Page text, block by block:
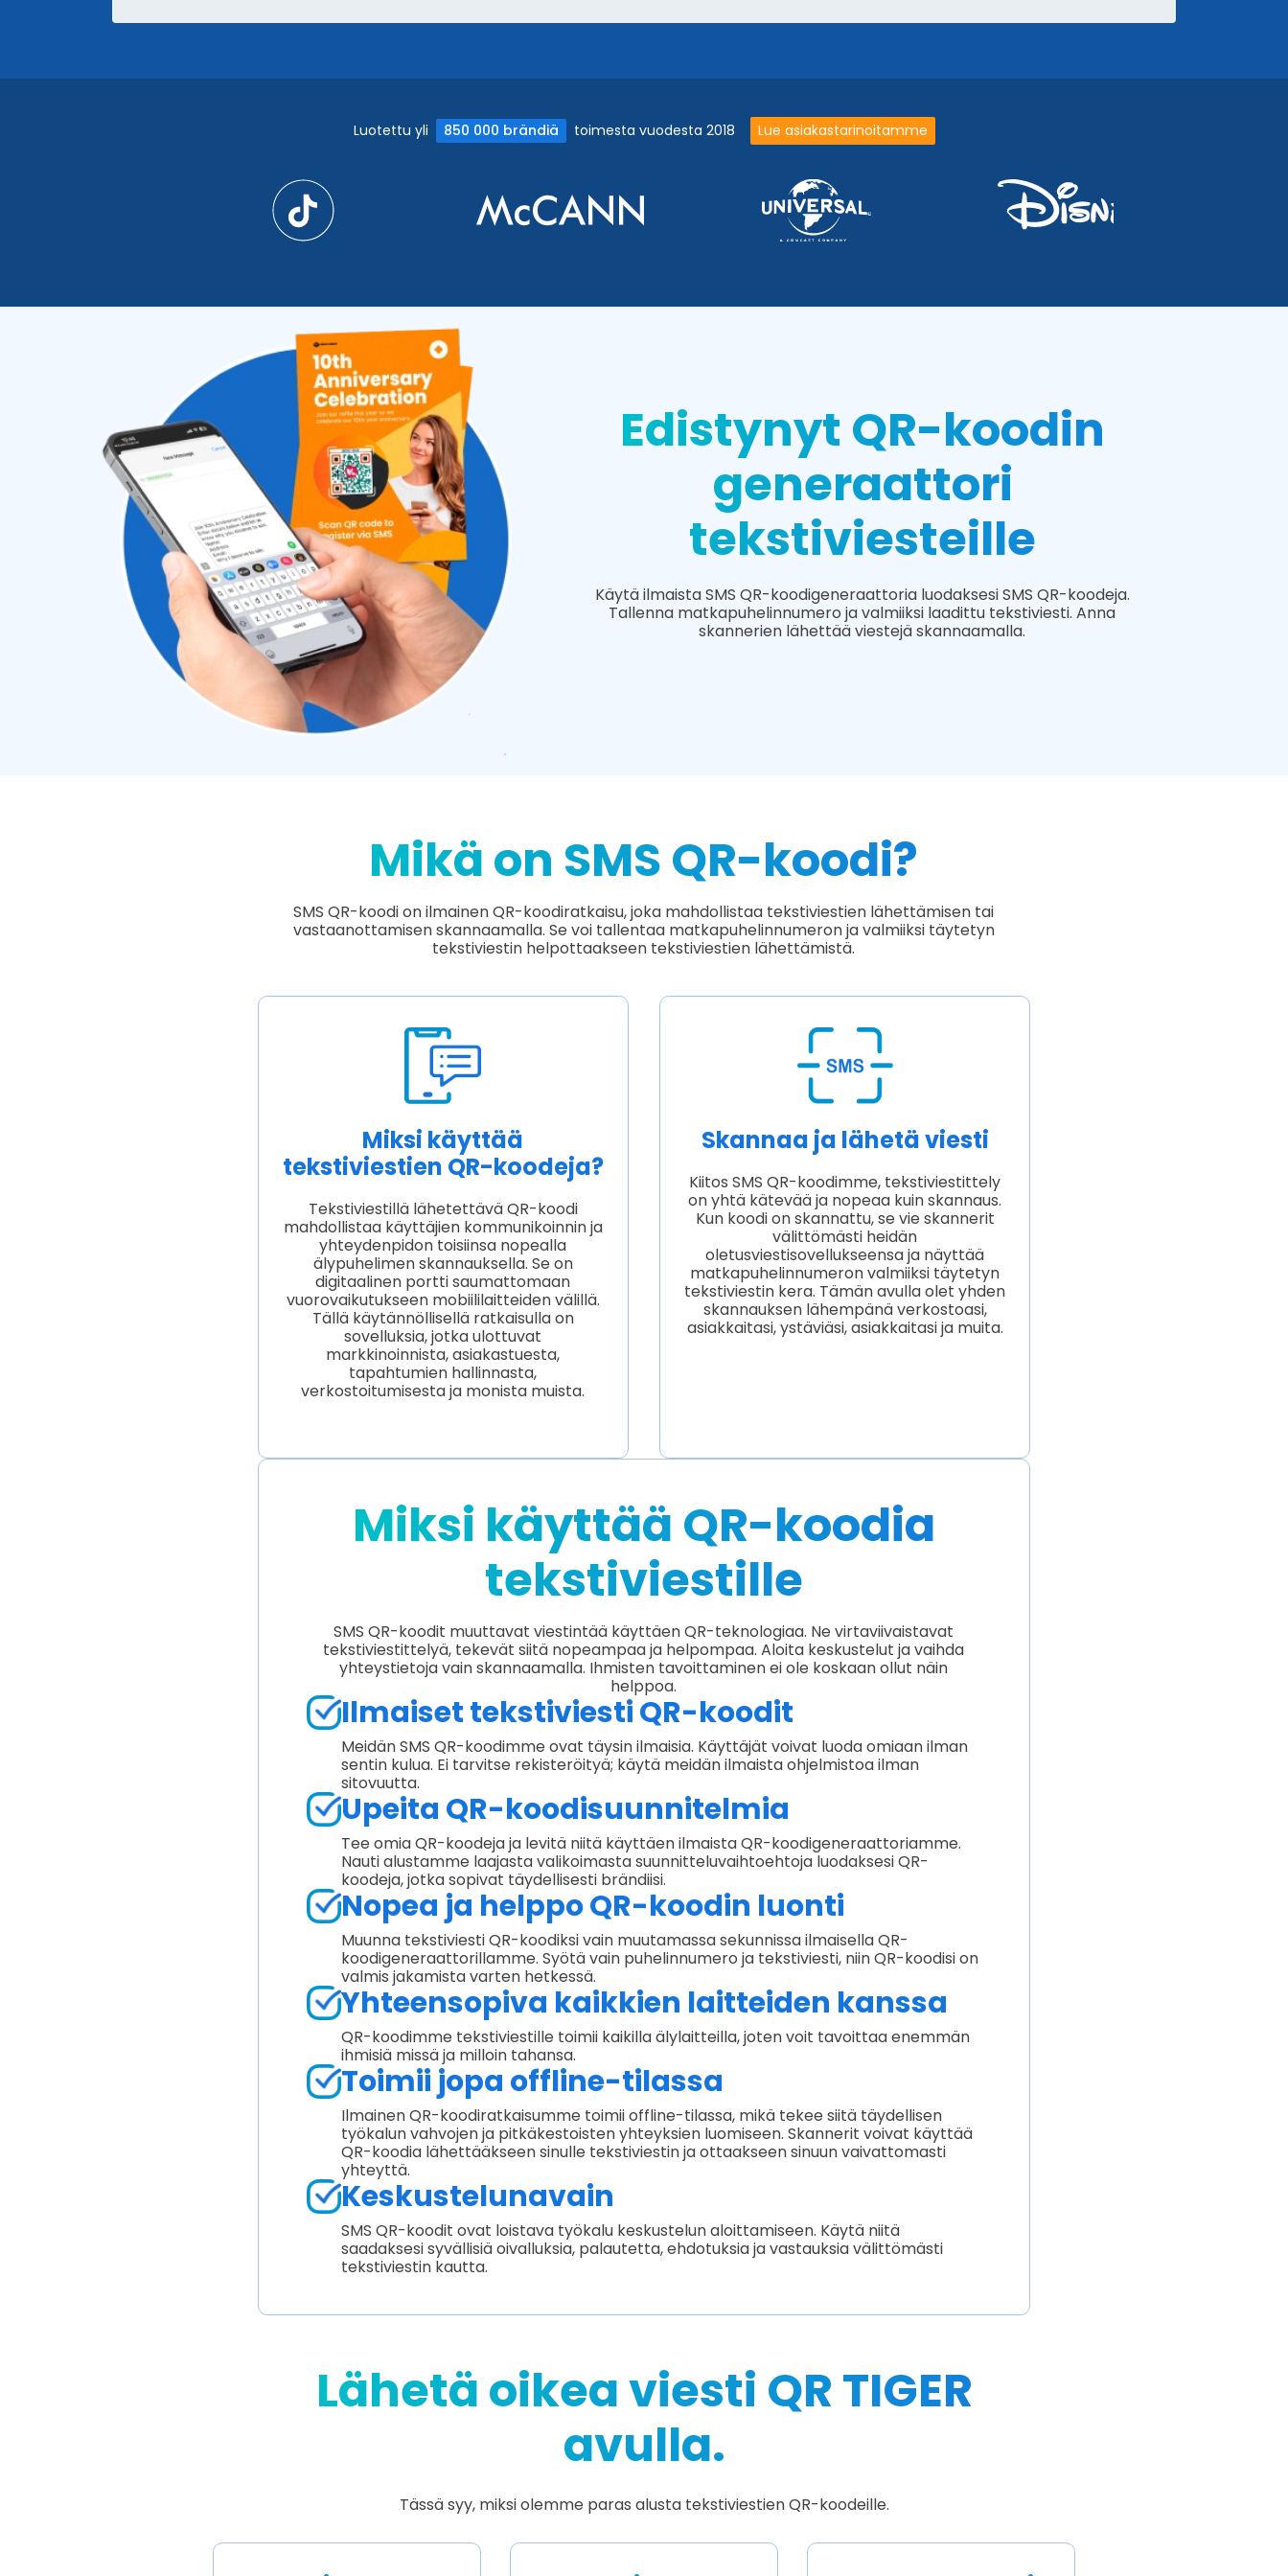
e-kirjat ja verkkoseminaarit
Luotettu yli 850 000 brändiä toimesta vuodesta 2018 Lue asiakastarinoitamme
Edistynyt QR-koodin
generaattori
tekstiviesteille
Käytä ilmaista SMS QR-koodigeneraattoria luodaksesi SMS QR-koodeja.
Tallenna matkapuhelinnumero ja valmiiksi laadittu tekstiviesti. Anna
skannerien lähettää viestejä skannaamalla.
Mikä on SMS QR-koodi?
SMS QR-koodi on ilmainen QR-koodiratkaisu, joka mahdollistaa tekstiviestien lähettämisen tai
vastaanottamisen skannaamalla. Se voi tallentaa matkapuhelinnumeron ja valmiiksi täytetyn
tekstiviestin helpottaakseen tekstiviestien lähettämistä.
Miksi käyttää
tekstiviestien QR-koodeja?
Tekstiviestillä lähetettävä QR-koodi
mahdollistaa käyttäjien kommunikoinnin ja
yhteydenpidon toisiinsa nopealla
älypuhelimen skannauksella. Se on
digitaalinen portti saumattomaan
vuorovaikutukseen mobiililaitteiden välillä.
Tällä käytännöllisellä ratkaisulla on
sovelluksia, jotka ulottuvat
markkinoinnista, asiakastuesta,
tapahtumien hallinnasta,
verkostoitumisesta ja monista muista.
Skannaa ja lähetä viesti
Kiitos SMS QR-koodimme, tekstiviestittely
on yhtä kätevää ja nopeaa kuin skannaus.
Kun koodi on skannattu, se vie skannerit
välittömästi heidän
oletusviestisovellukseensa ja näyttää
matkapuhelinnumeron valmiiksi täytetyn
tekstiviestin kera. Tämän avulla olet yhden
skannauksen lähempänä verkostoasi,
asiakkaitasi, ystäviäsi, asiakkaitasi ja muita.
Miksi käyttää QR-koodia
tekstiviestille
SMS QR-koodit muuttavat viestintää käyttäen QR-teknologiaa. Ne virtaviivaistavat
tekstiviestittelyä, tekevät siitä nopeampaa ja helpompaa. Aloita keskustelut ja vaihda
yhteystietoja vain skannaamalla. Ihmisten tavoittaminen ei ole koskaan ollut näin
helppoa.
Ilmaiset tekstiviesti QR-koodit
Meidän SMS QR-koodimme ovat täysin ilmaisia. Käyttäjät voivat luoda omiaan ilman
sentin kulua. Ei tarvitse rekisteröityä; käytä meidän ilmaista ohjelmistoa ilman
sitovuutta.
Upeita QR-koodisuunnitelmia
Tee omia QR-koodeja ja levitä niitä käyttäen ilmaista QR-koodigeneraattoriamme.
Nauti alustamme laajasta valikoimasta suunnitteluvaihtoehtoja luodaksesi QR-
koodeja, jotka sopivat täydellisesti brändiisi.
Nopea ja helppo QR-koodin luonti
Muunna tekstiviesti QR-koodiksi vain muutamassa sekunnissa ilmaisella QR-
koodigeneraattorillamme. Syötä vain puhelinnumero ja tekstiviesti, niin QR-koodisi on
valmis jakamista varten hetkessä.
Yhteensopiva kaikkien laitteiden kanssa
QR-koodimme tekstiviestille toimii kaikilla älylaitteilla, joten voit tavoittaa enemmän
ihmisiä missä ja milloin tahansa.
Toimii jopa offline-tilassa
Ilmainen QR-koodiratkaisumme toimii offline-tilassa, mikä tekee siitä täydellisen
työkalun vahvojen ja pitkäkestoisten yhteyksien luomiseen. Skannerit voivat käyttää
QR-koodia lähettääkseen sinulle tekstiviestin ja ottaakseen sinuun vaivattomasti
yhteyttä.
Keskustelunavain
SMS QR-koodit ovat loistava työkalu keskustelun aloittamiseen. Käytä niitä
saadaksesi syvällisiä oivalluksia, palautetta, ehdotuksia ja vastauksia välittömästi
tekstiviestin kautta.
Lähetä oikea viesti QR TIGER
avulla.
Tässä syy, miksi olemme paras alusta tekstiviestien QR-koodeille.